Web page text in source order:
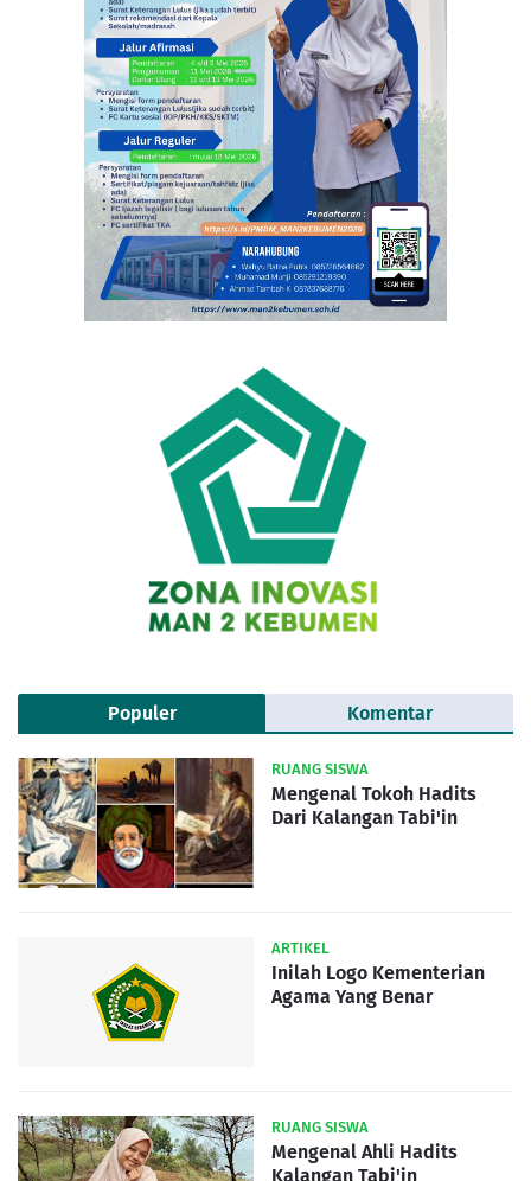
Populer Komentar
RUANG SISWA
Mengenal Tokoh Hadits
Dari Kalangan Tabi'in
ARTIKEL
Inilah Logo Kementerian
Agama Yang Benar
RUANG SISWA
Mengenal Ahli Hadits
Kalangan Tabi'in